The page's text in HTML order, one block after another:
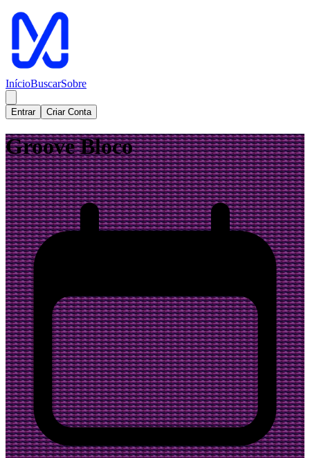
InícioBuscarSobre
Entrar Criar Conta
Groove Bloco